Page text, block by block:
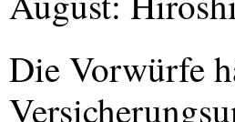
Die Vorwürfe